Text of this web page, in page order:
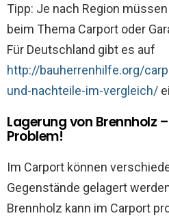
Tipp: Je nach Region
beim Thema Carport oder
Für Deutschland gibt es auf
http://bauherrenhilfe.org/
und-nachteile-im-vergleich/
Lagerung von Brennholz
Problem!
Im Carport können
Gegenstände gelagert
Brennholz kann im Carport